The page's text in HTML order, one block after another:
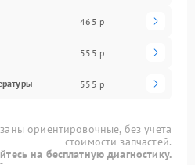
465 р
555 р
555 р
ориентировочные, без учета
стоимости запчастей.
на бесплатную диагностику.